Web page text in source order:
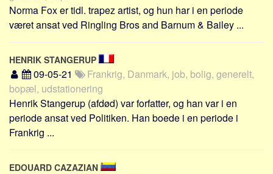
Norma Fox er tidl. trapez artist, og hun har i en periode
været ansat ved Ringling Bros and Barnum & Bailey ...
HENRIK STANGERUP
09-05-21
Frankrig, Danmark, job, bolig, generelt,
bopæl, udstationering
Henrik Stangerup (afdød) var forfatter, og han var i en
periode ansat ved Politiken. Han boede i en periode i
Frankrig ...
EDOUARD CAZAZIAN